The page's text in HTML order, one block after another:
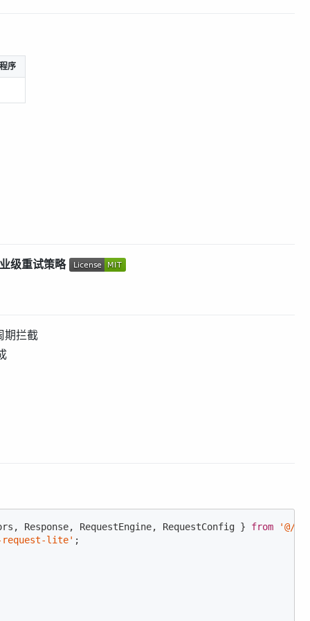
序
级重试策略
拦截
RequestEngine, RequestConfig } from
'@/
request-lite' ;